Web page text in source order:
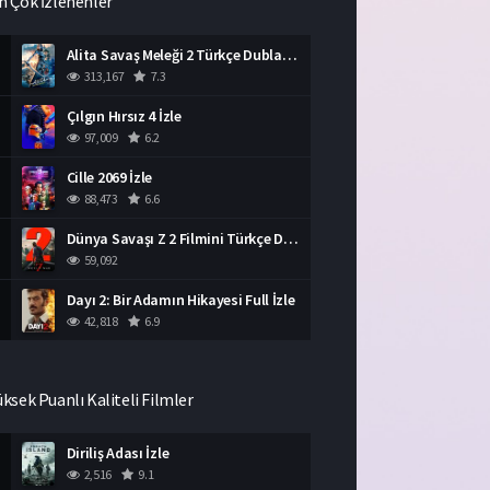
Alita Savaş Meleği 2 Türkçe Dublaj İzle HD Film
313,167 7.3
Çılgın Hırsız 4 İzle
97,009 6.2
Cille 2069 İzle
88,473 6.6
Dünya Savaşı Z 2 Filmini Türkçe Dublaj İzle
59,092
Dayı 2: Bir Adamın Hikayesi Full İzle
42,818 6.9
Puanlı Kaliteli Filmler
Diriliş Adası İzle
2,516 9.1